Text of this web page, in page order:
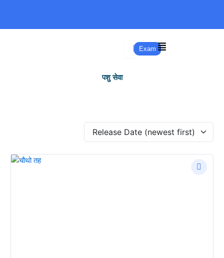
content
Exam
पशु सेवा